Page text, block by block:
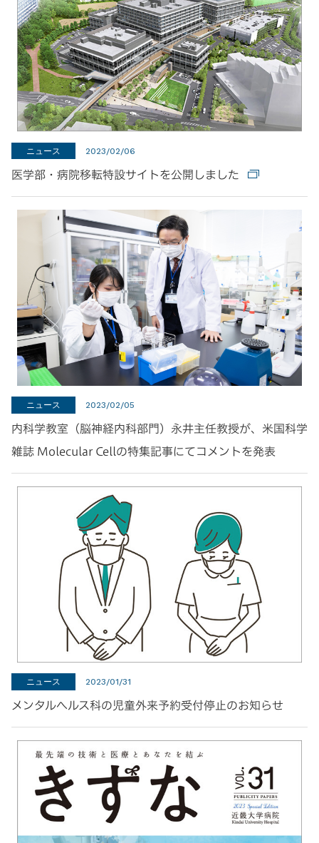
ニュース 2023/02/06
医学部・病院移転特設サイトを公開しました
ニュース 2023/02/05
内科学教室（脳神経内科部門）永井主任教授が、米国科学
雑誌 Molecular Cellの特集記事にてコメントを発表
ニュース 2023/01/31
メンタルヘルス科の児童外来予約受付停止のお知らせ